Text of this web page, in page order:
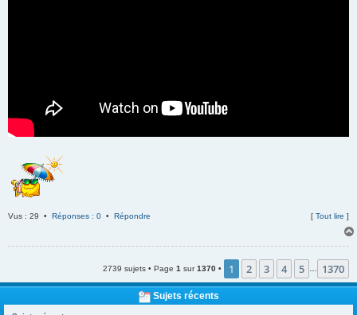
Vus : 29 • Réponses : 0 • Répondre [ Tout lire ]
2739 sujets • Page 1 sur1370 • 1 2 3 4 5 1370
Sujets récents